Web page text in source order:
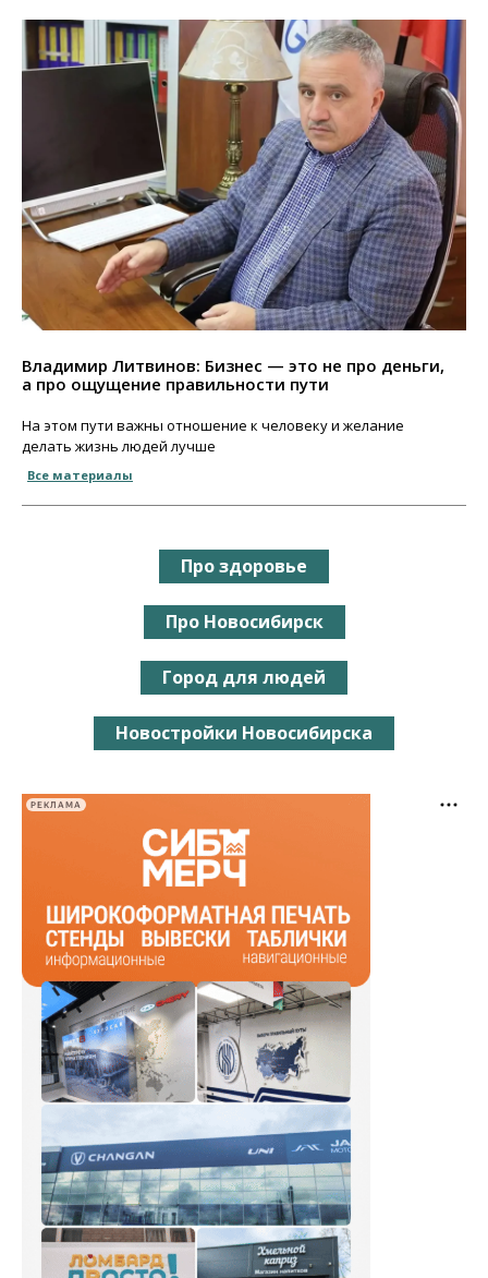
Владимир Литвинов: Бизнес — это не про деньги,
а про ощущение правильности пути
На этом пути важны отношение к человеку и желание
делать жизнь людей лучше
Все материалы
Про здоровье
Про Новосибирск
Город для людей
Новостройки Новосибирска
РЕКЛАМА